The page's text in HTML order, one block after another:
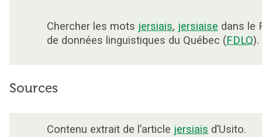
Chercher les mots jersiais, jersiaise dans le
de données linguistiques du Québec (FDLQ).
Sources
Contenu extrait de l’article jersiais d’Usito.